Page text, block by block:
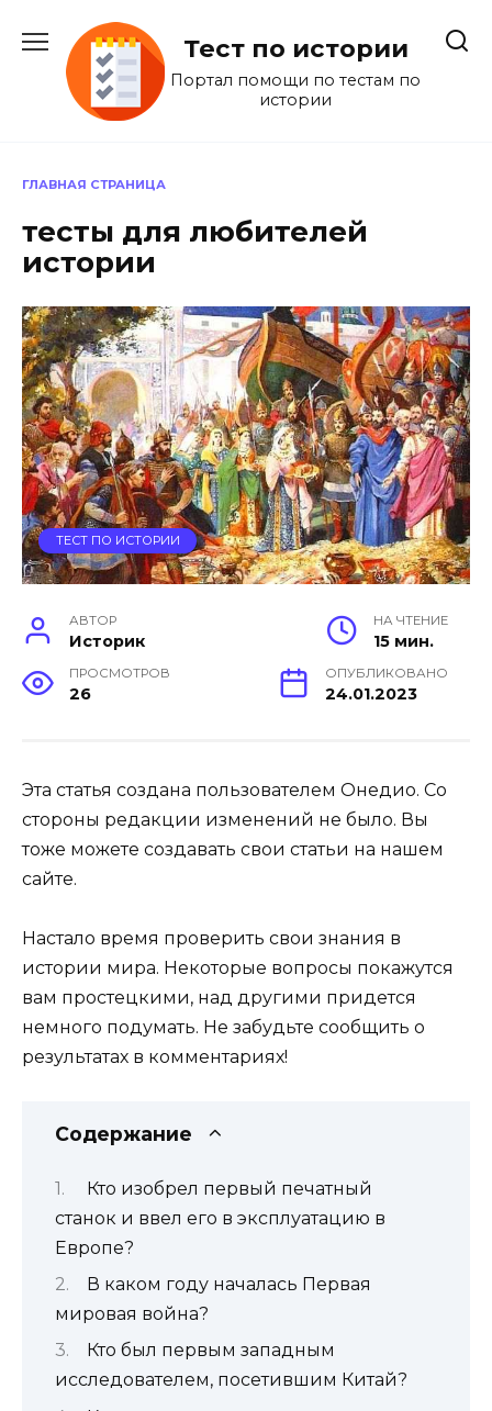
содержанию
Тест по истории
Портал помощи по тестам по
истории
ГЛАВНАЯ СТРАНИЦА
тесты для любителей
истории
ТЕСТ ПО ИСТОРИИ
АВТОР
Историк
НА ЧТЕНИЕ
15 мин.
ПРОСМОТРОВ
26
ОПУБЛИКОВАНО
24.01.2023
Эта статья создана пользователем Онедио. Со
стороны редакции изменений не было. Вы
тоже можете создавать свои статьи на нашем
сайте.
Настало время проверить свои знания в
истории мира. Некоторые вопросы покажутся
вам простецкими, над другими придется
немного подумать. Не забудьте сообщить о
результатах в комментариях!
Содержание
Кто изобрел первый печатный
станок и ввел его в эксплуатацию в
Европе?
В каком году началась Первая
мировая война?
Кто был первым западным
исследователем, посетившим Китай?